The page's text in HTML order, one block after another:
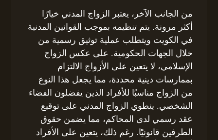
من الجانب الآخر، يعتبر الزواج المدني خيارًا
أكثر مرونة. يتم تنظيمه بموجب القوانين المدنية
في الكويت ويتطلب عملية توثيق رسمية من
خلال الجهات الحكومية. على عكس الزواج
الإسلامي، لا يتعين على الأزواج الالتزام
بممارسات دينية محددة، مما يجعل هذا النوع
من الزواج مناسبًا للأفراد الذين يفضلون الفضاء
الشخصي. ينطوي الزواج المدني على توقيع
عقد رسمي لدى المحاكم، مما يضمن حقوق
الطرفين قانونيًا. رغم ذلك، يتعين على الأفراد